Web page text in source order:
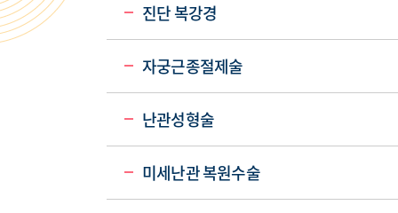
진단 복강경
자궁근종절제술
난관성형술
미세난관 복원수술